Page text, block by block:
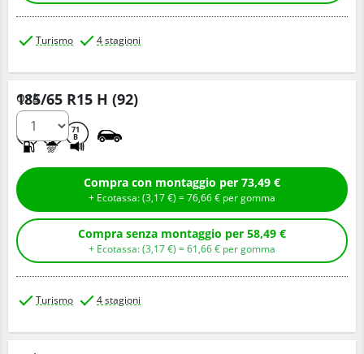
Turismo 4 stagioni
185/65 R15 H (92)
71
B
Q.tà
Compra con montaggio per 73,49 €
+ Ecotassa: (3,17€ ) =76,66€ per gomma
Compra senza montaggio per 58,49 €
+ Ecotassa: (3,17€ ) =61,66€ per gomma
Turismo 4 stagioni